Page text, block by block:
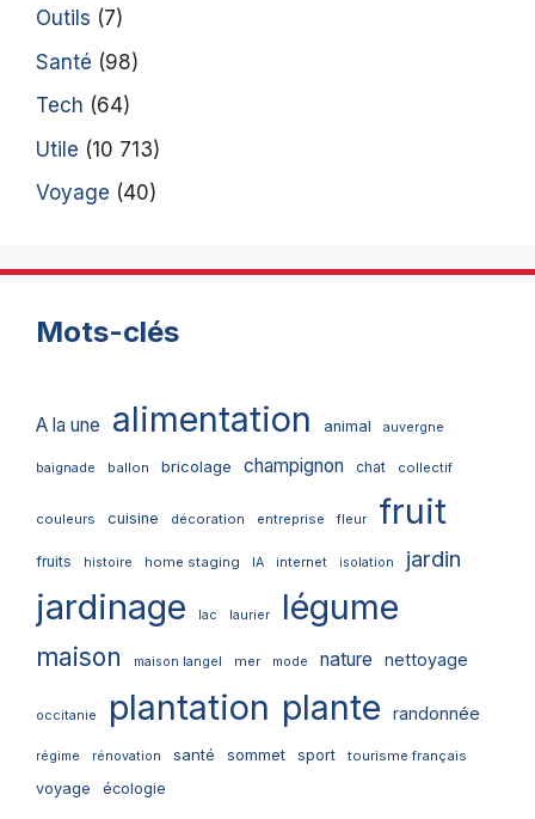
Outils (7)
Santé (98)
Tech (64)
Utile (10 713)
Voyage (40)
Mots-clés
A la une alimentation animal auvergne
baignade ballon bricolage champignon chat collectif
couleurs cuisine décoration entreprise fleur fruit
fruits histoire home staging IA internet isolation jardin
jardinage lac laurier légume
maison maison langel mer mode nature nettoyage
occitanie plantation plante randonnée
régime rénovation santé sommet sport tourisme français
voyage écologie